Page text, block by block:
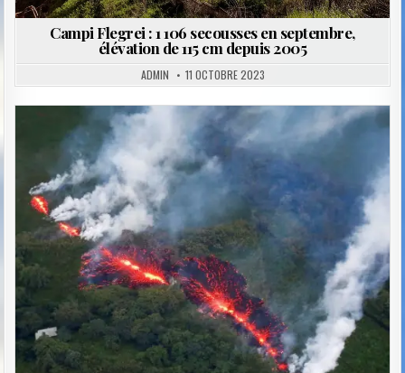
Campi Flegrei : 1 106 secousses en septembre,
élévation de 115 cm depuis 2005
ADMIN 11 OCTOBRE 2023
Posted
in